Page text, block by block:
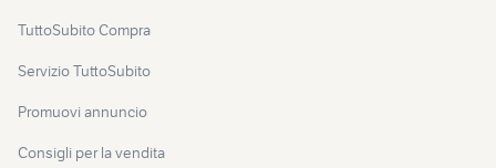
TuttoSubito Compra
Servizio TuttoSubito
Promuovi annuncio
Consigli per la vendita